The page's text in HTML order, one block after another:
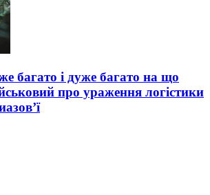
багато і дуже багато на що
про ураження логістики